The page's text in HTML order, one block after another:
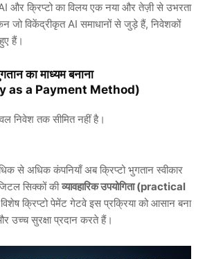
और क्रिप्टो का विलय एक नया और तेज़ी से उभरता
जो विकेंद्रीकृत AI समाधानों से जुड़े हैं, निवेशकों
हैं।
का माध्यम बनाना
as a Payment Method)
निवेश तक सीमित नहीं है।
से अधिक कंपनियाँ अब क्रिप्टो भुगतान स्वीकार
सिक्कों कीव्यावहारिक उपयोगिता (practical
क्रिप्टो पेमेंट गेटवे इस प्रक्रिया को आसान बना
उच्च सुरक्षा प्रदान करते हैं।